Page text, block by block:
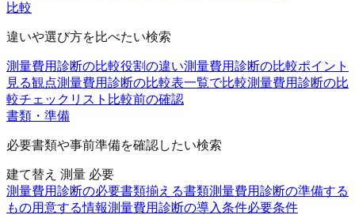
比較
違いや選び方を比べたい検索
測量費用診断の比較役割の違い測量費用診断の比較ポイント
見る観点測量費用診断の比較表一覧で比較測量費用診断の比
較チェックリスト 比較前の確認
書類・準備
必要書類や事前準備を確認したい検索
建て替え 測量 必要
測量費用診断の必要書類揃える書類測量費用診断の準備する
もの用意する情報測量費用診断の導入条件必要条件